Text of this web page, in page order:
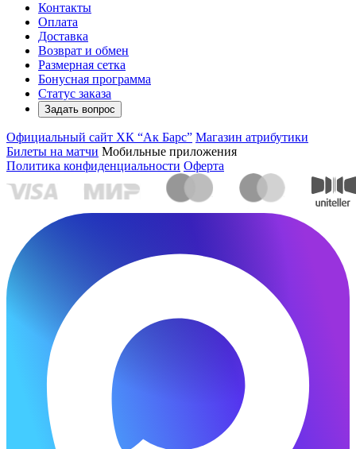
Контакты
Оплата
Доставка
Возврат и обмен
Размерная сетка
Бонусная программа
Статус заказа
Задать вопрос
Официальный сайт ХК “Ак Барс” Магазин атрибутики
Билеты на матчи Мобильные приложения
Политика конфиденциальности Оферта